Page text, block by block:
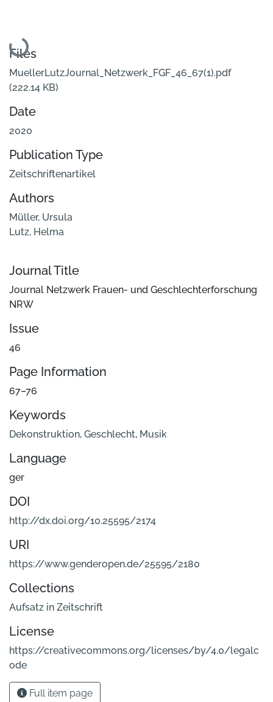
Loading...
Files
MuellerLutzJournal_Netzwerk_FGF_46_67(1).pdf
(222.14 KB)
Date
2020
Publication Type
Zeitschriftenartikel
Authors
Müller, Ursula
Lutz, Helma
Journal Title
Journal Netzwerk Frauen- und Geschlechterforschung
NRW
Issue
46
Page Information
67–76
Keywords
Dekonstruktion, Geschlecht, Musik
Language
ger
DOI
http://dx.doi.org/10.25595/2174
URI
https://www.genderopen.de/25595/2180
Collections
Aufsatz in Zeitschrift
License
https://creativecommons.org/licenses/by/4.0/legalc
ode
Full item page